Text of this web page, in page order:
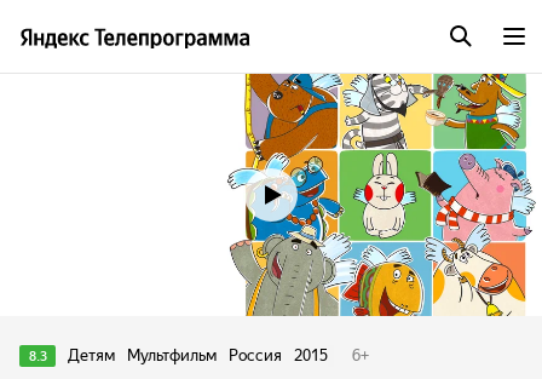
8.3 Детям Мультфильм Россия 2015 6+